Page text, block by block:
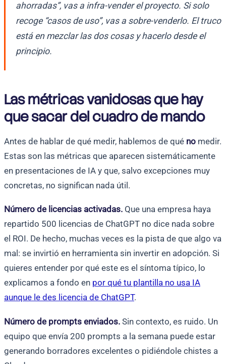
ahorradas”, vas a infra-vender el proyecto. Si solo
recoge “casos de uso”, vas a sobre-venderlo. El truco
está en mezclar las dos cosas y hacerlo desde el
principio.
Las métricas vanidosas que hay
que sacar del cuadro de mando
Antes de hablar de qué medir, hablemos de qué no medir.
Estas son las métricas que aparecen sistemáticamente
en presentaciones de IA y que, salvo excepciones muy
concretas, no significan nada útil.
Número de licencias activadas. Que una empresa haya
repartido 500 licencias de ChatGPT no dice nada sobre
el ROI. De hecho, muchas veces es la pista de que algo va
mal: se invirtió en herramienta sin invertir en adopción. Si
quieres entender por qué este es el síntoma típico, lo
explicamos a fondo en por qué tu plantilla no usa IA
aunque le des licencia de ChatGPT.
Número de prompts enviados. Sin contexto, es ruido. Un
equipo que envía 200 prompts a la semana puede estar
generando borradores excelentes o pidiéndole chistes a